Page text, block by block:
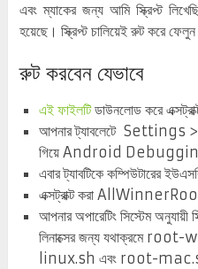
এবং ম্যাকের জন্য আমি স্ক্রিপ্ট
হয়েছে। স্ক্রিপ্ট চালিয়েই রুট করে
রুট করবেন যেভাবে
এই ফাইলটিডাউনলোড করে
আপনার ট্যাবলেটে
গিয়ে Android Debugging
এবার ট্যাবটিকে কম্পিউটারের
এক্সট্রাক্ট করা
আপনার অপারেটিং সিস্টেম
লিনাক্সের জন্য যথাক্রমে
linux.sh এবং root-